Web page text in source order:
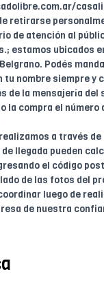
retirarse
de atención al
estamos ubicados
Podés
nombre siempre y
de la mensajería del
la compra el número
a través de
llegada pueden
el código
de las fotos del
luego de
de nuestra